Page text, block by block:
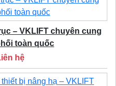
– VKLIFT chuyên cung
toàn quốc
hệ